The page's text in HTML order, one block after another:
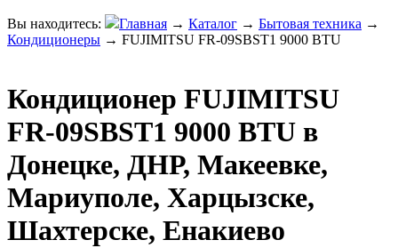
Вы находитесь: Главная → Каталог → Бытовая техника →
Кондиционеры → FUJIMITSU FR-09SBST1 9000 BTU
Кондиционер FUJIMITSU
FR-09SBST1 9000 BTU в
Донецке, ДНР, Макеевке,
Мариуполе, Харцызске,
Шахтерске, Енакиево